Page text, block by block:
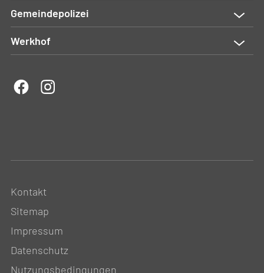
Gemeindepolizei
Werkhof
Kontakt
Sitemap
Impressum
Datenschutz
Nutzungsbedingungen